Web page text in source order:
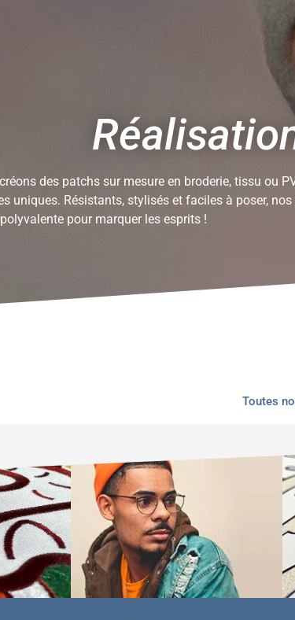
des patchs sur mesure en broderie, tissu ou
uniques. Résistants, stylisés et faciles à poser,
pour marquer les esprits !
Toutes